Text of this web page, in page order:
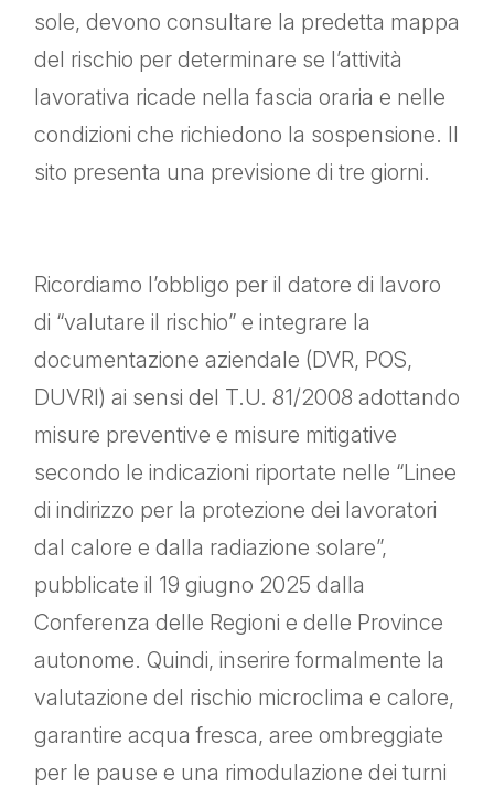
sole, devono consultare la predetta mappa
del rischio per determinare se l’attività
lavorativa ricade nella fascia oraria e nelle
condizioni che richiedono la sospensione. Il
sito presenta una previsione di tre giorni.
Ricordiamo l’obbligo per il datore di lavoro
di “valutare il rischio” e integrare la
documentazione aziendale (DVR, POS,
DUVRI) ai sensi del T.U. 81/2008 adottando
misure preventive e misure mitigative
secondo le indicazioni riportate nelle “Linee
di indirizzo per la protezione dei lavoratori
dal calore e dalla radiazione solare”,
pubblicate il 19 giugno 2025 dalla
Conferenza delle Regioni e delle Province
autonome. Quindi, inserire formalmente la
valutazione del rischio microclima e calore,
garantire acqua fresca, aree ombreggiate
per le pause e una rimodulazione dei turni